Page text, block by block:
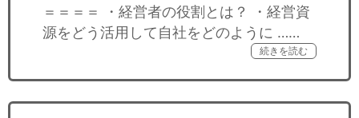
＝＝＝＝ ・経営者の役割とは？ ・経営資
源をどう活用して自社をどのように ……
続きを読む